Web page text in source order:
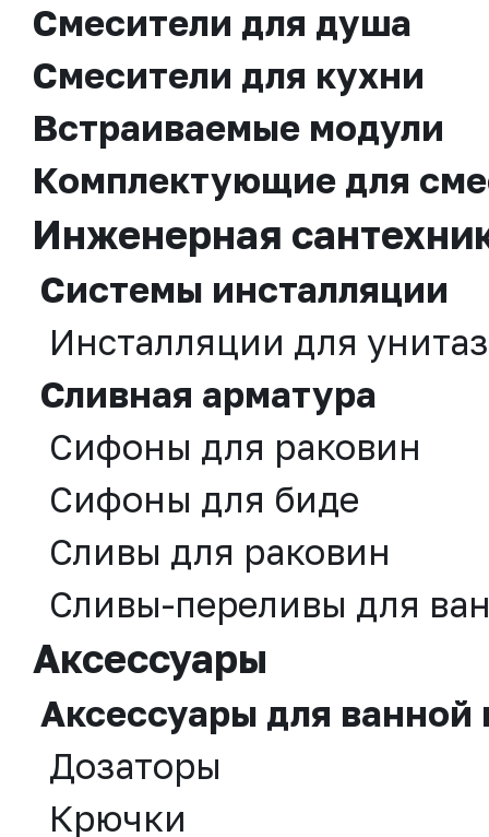
Смесители для душа
Смесители для кухни
Встраиваемые модули
Комплектующие для
Инженерная
Системы инсталляции
Инсталляции для
Сливная аpматура
Сифоны для раковин
Сифоны для биде
Сливы для раковин
Сливы-переливы для
Аксессуары
Аксессуары для ванной
Дозаторы
Крючки